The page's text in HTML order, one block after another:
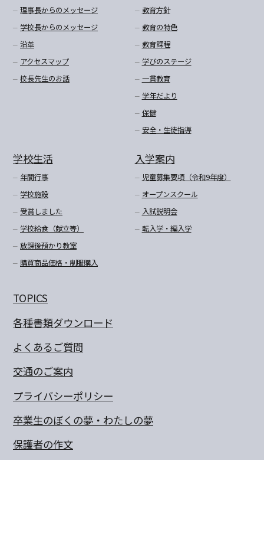
理事長からのメッセージ
学校長からのメッセージ
沿革
アクセスマップ
校長先生のお話
教育方針
教育の特色
教育課程
学びのステージ
一貫教育
学年だより
保健
安全・生徒指導
学校生活
年間行事
学校施設
受賞しました
学校給食（献立等）
放課後預かり教室
購買商品価格・制服購入
入学案内
児童募集要項（令和9年度）
オープンスクール
入試説明会
転入学・編入学
TOPICS
各種書類ダウンロード
よくあるご質問
交通のご案内
プライバシーポリシー
卒業生のぼくの夢・わたしの夢
保護者の作文